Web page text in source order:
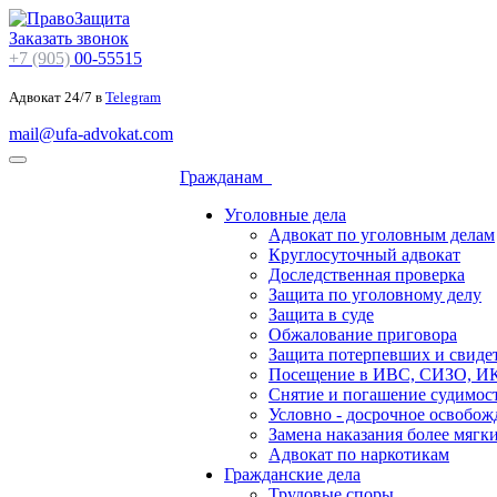
Заказать звонок
+7 (905) 00-55515
Адвокат 24/7 в Telegram
mail@ufa-advokat.com
Гражданам
Уголовные дела
Адвокат по уголовным делам
Круглосуточный адвокат
Доследственная проверка
Защита по уголовному делу
Защита в суде
Обжалование приговора
Защита потерпевших и
Посещение в ИВС, СИЗО,
Снятие и погашение
Условно - досрочное
Замена наказания более
Адвокат по наркотикам
Гражданские дела